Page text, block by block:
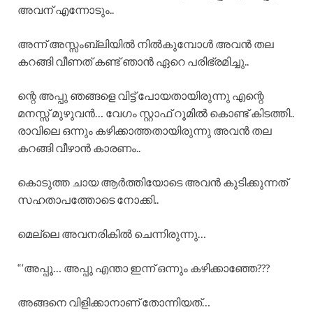
അവന് എന്നോടും..
അന്ന് അസ്സംബ്ലിയിൽ നിൽകുമ്പോൾ അവൻ തല
കറങ്ങി വീണത് കണ്ട് ഞാൻ ഏറെ പരിഭ്രമിച്ചു..
ന്റെ അപ്പു ഞങ്ങളെ വിട്ട് പോയതായിരുന്നു എന്റെ
മനസ്സ് മുഴുവൻ… വേഗം സ്റ്റാഫ്‌ റൂമിൽ കൊണ്ട് കിടത്തി..
രാവിലെ ഒന്നും കഴിക്കാത്തതായിരുന്നു അവൻ തല
കറങ്ങി വീഴാൻ കാരണം..
കൊടുത്ത ചായ ആർത്തിയോടെ അവൻ കുടിക്കുന്നത്
സഹതാപത്തോടെ നോക്കി..
മെല്ലെ അവനരികിൽ ചെന്നിരുന്നു…
“‘അപ്പൂ… അപ്പു എന്താ ഇന്ന് ഒന്നും കഴിക്കാഞ്ഞേ???
അങ്ങനെ വിളിക്കാനാണ് തോന്നിയത്…